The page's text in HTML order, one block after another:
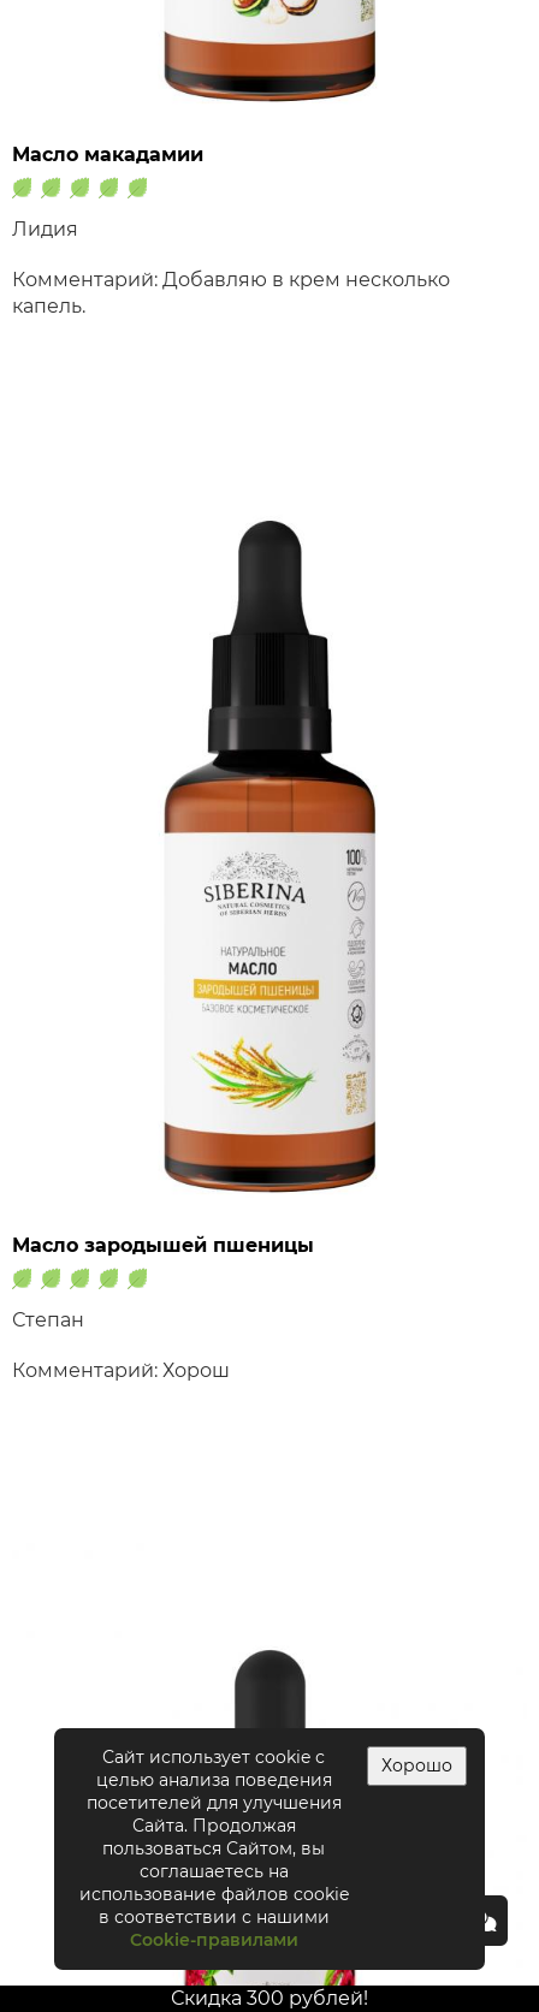
Масло макадамии
Лидия
Комментарий: Добавляю в крем несколько
капель.
Масло зародышей пшеницы
Степан
Комментарий: Хорош
Сайт использует cookie с
целью анализа поведения
посетителей для улучшения
Сайта. Продолжая
пользоваться Сайтом, вы
соглашаетесь на
использование файлов cookie
в соответствии с нашими
Cookie-правилами
Хорошо
Скидка 300 рублей!